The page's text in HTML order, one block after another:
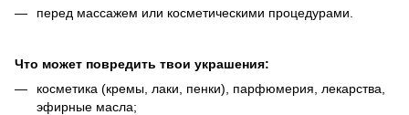
перед массажем или косметическими процедурами.
Что может повредить твои украшения:
косметика (кремы, лаки, пенки), парфюмерия, лекарства,
эфирные масла;